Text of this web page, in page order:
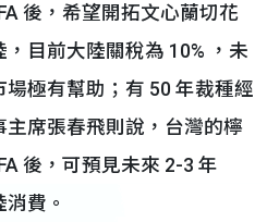
後，希望開拓文心蘭切花
目前大陸關稅為 10% ，未
極有幫助；有 50 年裁種經
席張春飛則說，台灣的檸
後，可預見未來 2-3 年
費。